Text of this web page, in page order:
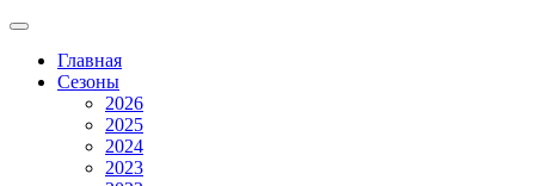
Главная
Сезоны
2026
2025
2024
2023